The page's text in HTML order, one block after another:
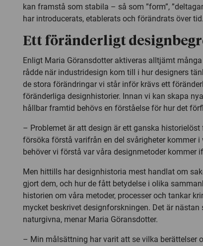
kan framstå som stabila – så som ”form”,
har introducerats, etablerats och förändrats över tid.
Ett föränderligt
Enligt Maria Göransdotter aktiveras alltjämt
rådde när industridesign kom till i hur designers
de stora förändringar vi står inför krävs ett
föränderliga designhistorier. Innan vi kan skapa
hållbar framtid behövs en förståelse för hur det
– Problemet är att design är ett ganska historielöst
försöka förstå varifrån en del svårigheter kommer
behöver vi förstå var våra designmetoder kommer
Men hittills har designhistoria mest handlat om
gjort dem, och hur de fått betydelse i olika
historien om våra metoder, processer och tankar
mycket beskrivet designforskningen. Det är nästan
naturgivna, menar Maria Göransdotter.
– Min målsättning har varit att se vilka berättelser